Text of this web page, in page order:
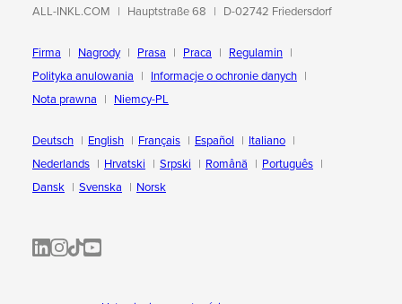
ALL-INKL.COM Hauptstraße 68 D-02742 Friedersdorf
Firma Nagrody Prasa Praca
Regulamin
Polityka anulowania
Informacje o ochronie danych
Nota prawna
Niemcy-PL
Deutsch English Français Español
Italiano
Nederlands
Hrvatski Srpski Română
Português
Dansk
Svenska Norsk
ALL-INKL.COM | LinkedIn
ALL-INKL.COM • Instagram photos and videos
ALL-INKL.COM | TikTok
ALLINKL.COM - YouTube